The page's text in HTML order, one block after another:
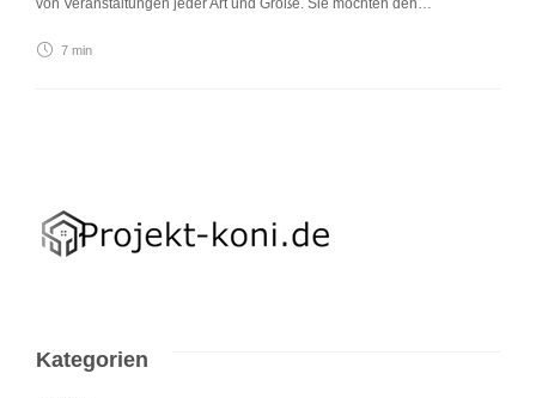
7 min
Kategorien